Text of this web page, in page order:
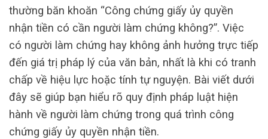
thường băn khoăn “Công chứng giấy ủy quyền
nhận tiền có cần người làm chứng không?”. Việc
có người làm chứng hay không ảnh hưởng trực tiếp
đến giá trị pháp lý của văn bản, nhất là khi có tranh
chấp về hiệu lực hoặc tính tự nguyện. Bài viết dưới
đây sẽ giúp bạn hiểu rõ quy định pháp luật hiện
hành về người làm chứng trong quá trình công
chứng giấy ủy quyền nhận tiền.